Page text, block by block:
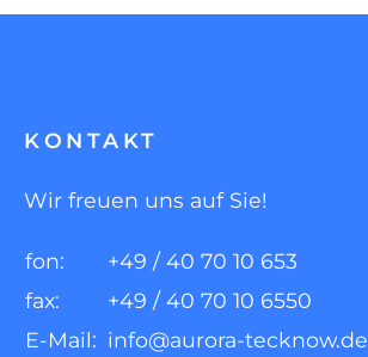
KONTAKT
Wir freuen uns auf Sie!
fon:
+49 / 40 70 10 653
fax:
+49 / 40 70 10 6550
E-Mail: info@aurora-tecknow.de